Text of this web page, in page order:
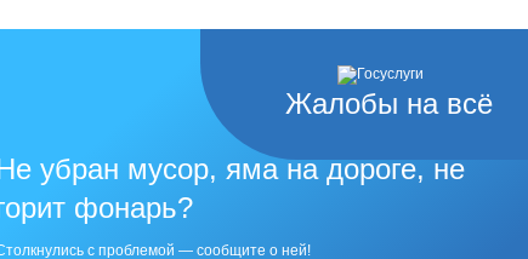
Жалобы на всё
убран мусор, яма на дороге, не
фонарь?
с проблемой — сообщите о ней!